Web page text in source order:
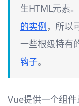
生HTML元素
的实例，所以
一些根级特有
钩子。
Vue提供一个组